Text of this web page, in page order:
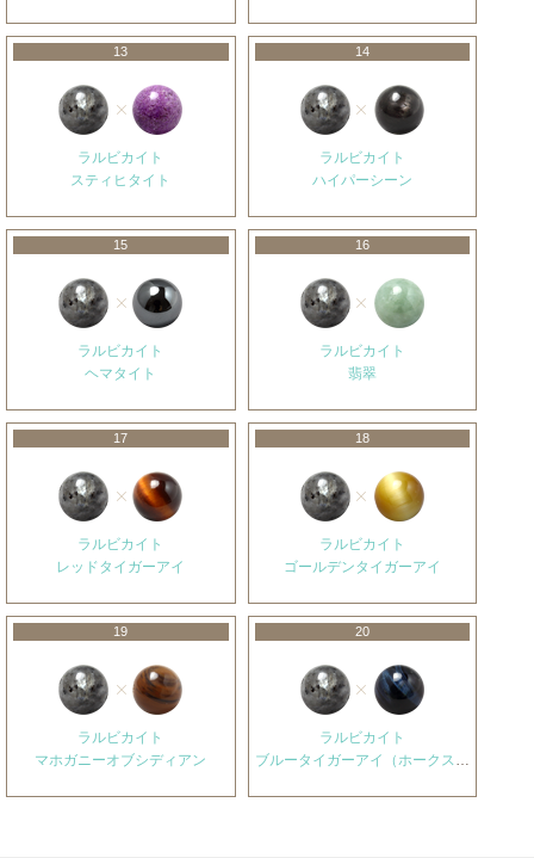
13
ラルビカイト
スティヒタイト
14
ラルビカイト
ハイパーシーン
15
ラルビカイト
ヘマタイト
16
ラルビカイト
翡翠
17
ラルビカイト
レッドタイガーアイ
18
ラルビカイト
ゴールデンタイガーアイ
19
ラルビカイト
マホガニーオブシディアン
20
ラルビカイト
ブルータイガーアイ（ホークスアイ）